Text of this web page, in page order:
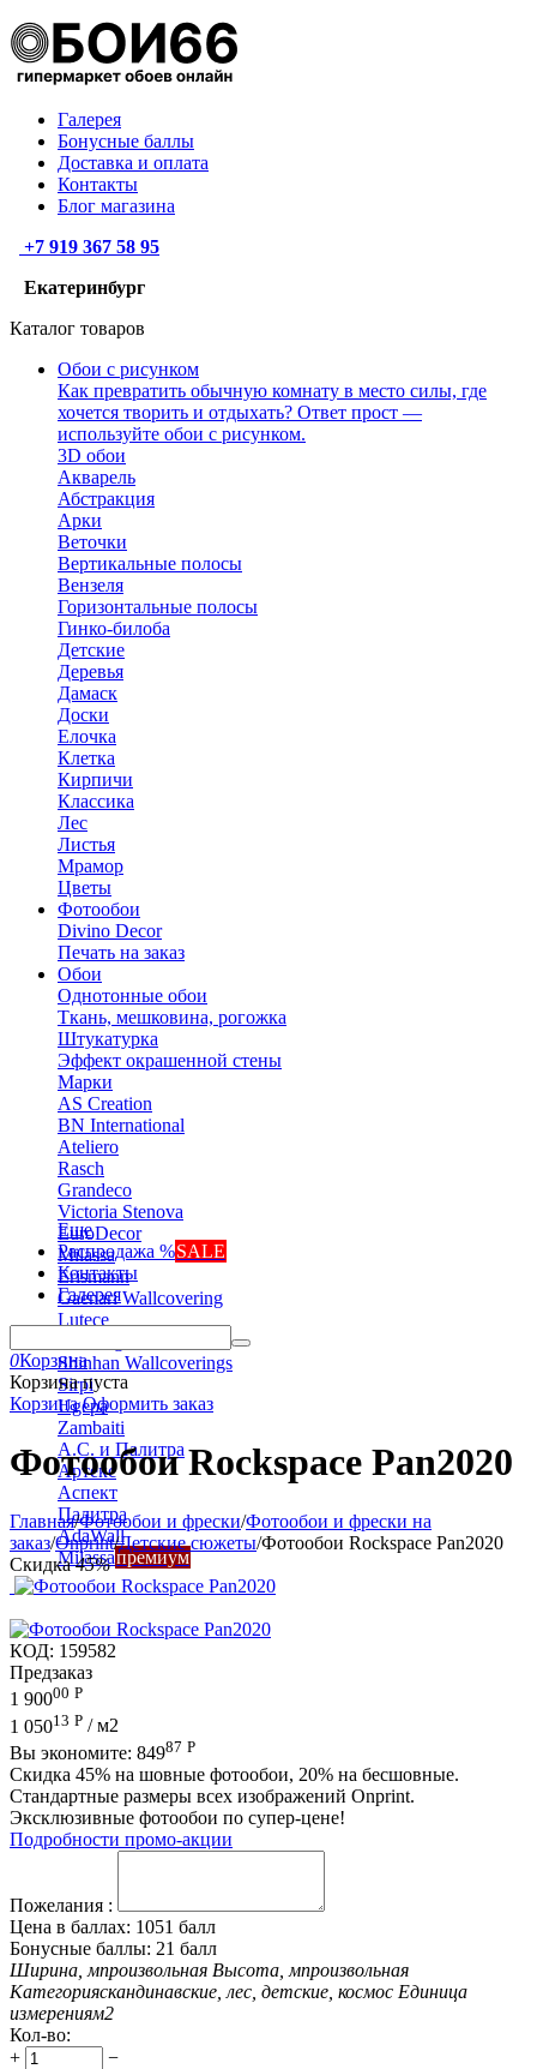
Галерея
Бонусные баллы
Доставка и оплата
Контакты
Блог магазина
+7 919 367 58 95
Екатеринбург
Каталог товаров
Обои с рисунком
Как превратить обычную комнату в место силы, где
хочется творить и отдыхать? Ответ прост —
используйте обои с рисунком.
3D обои
Акварель
Абстракция
Арки
Веточки
Вертикальные полосы
Вензеля
Горизонтальные полосы
Гинко-билоба
Детские
Деревья
Дамаск
Доски
Елочка
Клетка
Кирпичи
Классика
Лес
Листья
Мрамор
Цветы
Фотообои
Divino Decor
Печать на заказ
Обои
Однотонные обои
Ткань, мешковина, рогожка
Штукатурка
Эффект окрашенной стены
Марки
AS Creation
BN International
Ateliero
Rasch
Grandeco
Victoria Stenova
EuroDecor
Milassa
Erismann
Gaenari Wallcovering
Lutece
Shinhan Wallcoverings
Sirpi
Ugepa
Zambaiti
А.С. и Палитра
Артекс
Аспект
Палитра
AdaWall
Milassaпремиум
Еще
Распродажа %SALE
Контакты
Галерея
0Корзина
Корзина пуста
Корзина Оформить заказ
Фотообои Rockspace Pan2020
Главная/Фотообои и фрески/Фотообои и фрески на
заказ/Onprint/Детские сюжеты/Фотообои Rockspace Pan2020
Скидка45%
КОД: 159582
Предзаказ
1 90000 Р
1 05013 Р / м2
Вы экономите: 84987 Р
Скидка 45% на шовные фотообои, 20% на бесшовные.
Стандартные размеры всех изображений Onprint.
Эксклюзивные фотообои по супер-цене!
Подробности промо-акции
Пожелания :
Цена в баллах: 1051 балл
Бонусные баллы: 21 балл
Ширина, мпроизвольная Высота, мпроизвольная
Категорияскандинавские, лес, детские, космос Единица
измерениям2
Кол-во:
+
−